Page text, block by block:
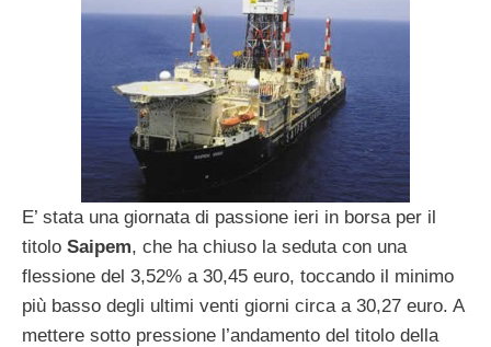
E’ stata una giornata di passione ieri in borsa per il
titolo Saipem, che ha chiuso la seduta con una
flessione del 3,52% a 30,45 euro, toccando il minimo
più basso degli ultimi venti giorni circa a 30,27 euro. A
mettere sotto pressione l’andamento del titolo della